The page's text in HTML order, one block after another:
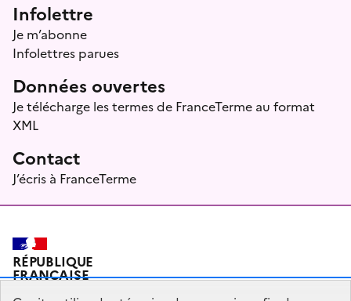
Infolettre
Je m’abonne
Infolettres parues
Données ouvertes
Je télécharge les termes de FranceTerme au format
XML
Contact
J’écris à FranceTerme
RÉPUBLIQUE
FRANÇAISE